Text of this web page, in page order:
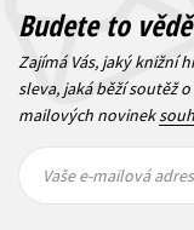
Budete to
Zajímá Vás, jaký knižní
sleva, jaká běží soutěž
mailových novinek
mailová
mailová
Vaše e-mailová